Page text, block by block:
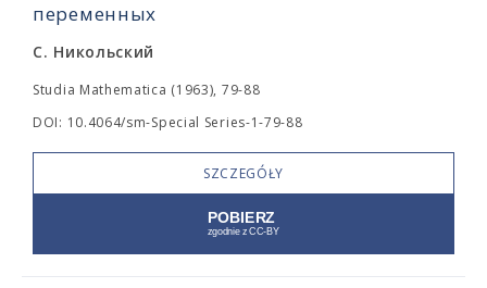
переменных
С. Никольский
Studia Mathematica (1963), 79-88
DOI: 10.4064/sm-Special Series-1-79-88
SZCZEGÓŁY